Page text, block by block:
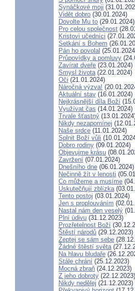
Synáčkové moji
Vidět dobro (30.01.2024)
Dovolte Mu to (29.01.2024)
Pro celou společnost
Kristovi učedníci
Setkání s Bohem
Pán ho povolal
Průpovídky a pomluvy
Zavírat dveře (23.01.2024)
Smysl života(22.01.2024)
Oči (21.01.2024)
Náročná výzva!
Aktuální stav (16.01.2024)
Nejkrásnější díla Boží
Využívat čas (14.01.2024)
Trvale šťastný
Nikdy nezapomínej
Naše srdce (11.01.2024)
Splnit Boží vůli
Dobro rodiny (09.01.2024)
Objevujme krásu
Zavržení (07.01.2024)
Dnešního dne (06.01.2024)
Nečinně žít v lenosti
Co můžeme a musíme
Uskutečňují zblízka
Tento postoj (03.01.2024)
Jen s proplouváním
Nastal nám den veselý
Plní údivu (31.12.2023)
Prozřetelnost Boží
Štěstí národů (29.12.2023)
Zeptej se sám sebe
Žádné štěstí světa
Na hlavu bludaře
Stále chrání (25.12.2023)
Mocná zbraň (24.12.2023)
Z jeho dobroty (22.12.2023)
Nikdy nedělej (21.12.2023)